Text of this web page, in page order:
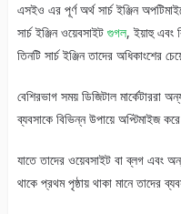
এসইও এর পূর্ণ অর্থ সার্চ ইঞ্জিন
সার্চ ইঞ্জিন ওয়েবসাইটগুগল, ইয়াহু এবং
তিনটি সার্চ ইঞ্জিন তাদের অধিকাংশের
বেশিরভাগ সময় ডিজিটাল মার্কেটাররা
ব্যবসাকে বিভিন্ন উপায়ে অপ্টিমাইজ
যাতে তাদের ওয়েবসাইট বা ব্লগ এবং
থাকে প্রথম পৃষ্ঠায় থাকা মানে তাদের